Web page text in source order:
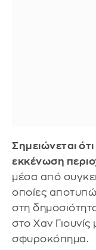
Σημειώνεται
εκκένωση
μέσα από
οποίες
στη
στο Χαν
σφυροκόπημα.